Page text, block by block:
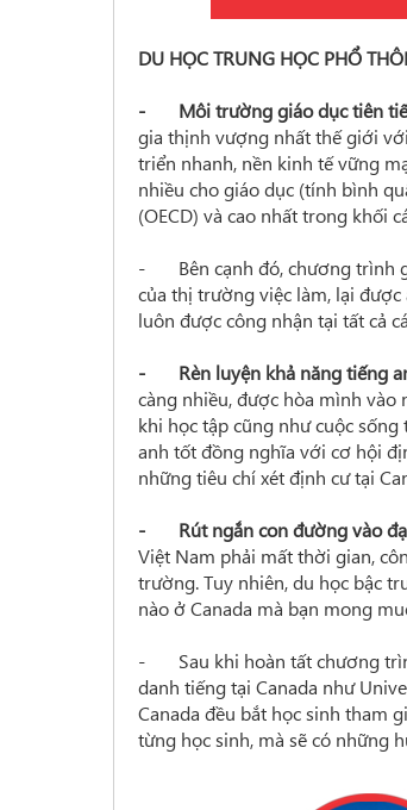
DU HỌC TRUNG HỌC PHỔ
- Môi trường giáo dục tiên
gia thịnh vượng nhất thế giới
triển nhanh, nền kinh tế vững
nhiều cho giáo dục (tính bình
(OECD) và cao nhất trong khối
- Bên cạnh đó, chương trình
của thị trường việc làm, lại
luôn được công nhận tại tất cả
- Rèn luyện khả năng tiếng
càng nhiều, được hòa mình
khi học tập cũng như cuộc
anh tốt đồng nghĩa với cơ hội
những tiêu chí xét định cư tại
- Rút ngắn con đường vào đại
Việt Nam phải mất thời gian,
trường. Tuy nhiên, du học bậc
nào ở Canada mà bạn mong
- Sau khi hoàn tất chương
danh tiếng tại Canada như
Canada đều bắt học sinh tham
từng học sinh, mà sẽ có những